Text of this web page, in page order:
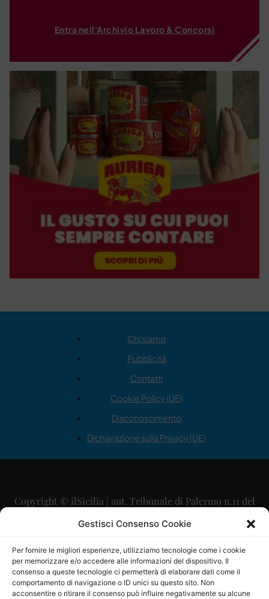
Gestisci Consenso Cookie
Per fornire le migliori esperienze, utilizziamo tecnologie come i cookie
per memorizzare e/o accedere alle informazioni del dispositivo. Il
consenso a queste tecnologie ci permetterà di elaborare dati come il
comportamento di navigazione o ID unici su questo sito. Non
acconsentire o ritirare il consenso può influire negativamente su alcune
Entra nell'Archivio Lavoro & Concorsi
Chi siamo
Pubblicità
Contatti
Cookie Policy (UE)
Disconoscimento
Dichiarazione sulla Privacy (UE)
Copyright © ilSicilia | aut. Tribunale di Palermo n.11 del
29/09/2015
Direttore Editoriale: Maurizio Scaglione
Direttore Responsabile: Maria Calabrese